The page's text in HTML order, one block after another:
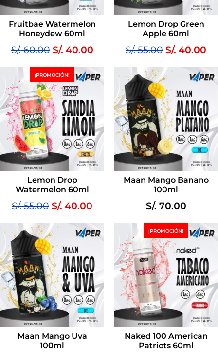
Fruitbae Watermelon
Honeydew 60ml
S/.60.00 S/. 40.00
Lemon Drop Green
Apple 60ml
S/.55.00 S/. 40.00
¡PROMOCIÓN!
Lemon Drop
Watermelon 60ml
S/.55.00 S/. 40.00
Maan Mango Banano
100ml
S/. 70.00
Maan Mango Uva
100ml
¡PROMOCIÓN!
Naked 100 American
Patriots 60ml